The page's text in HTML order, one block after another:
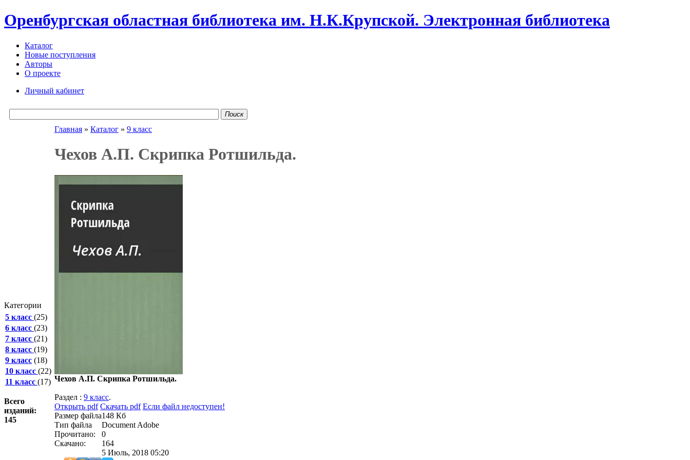
Оренбургская областная библиотека им. Н.К.Крупской. Электронная библиотека
Каталог
Новые поступления
Авторы
О проекте
Личный кабинет
Поиск
Категории
5 класс (25)
6 класс (23)
7 класс (21)
8 класс (19)
9 класс (18)
10 класс (22)
11 класс (17)
Всего
изданий:
145
Главная » Каталог » 9 класс
Чехов А.П. Скрипка Ротшильда.
Чехов А.П. Скрипка Ротшильда.
Раздел : 9 класс.
Открыть pdf Скачать pdf Если файл недоступен!
Размер файла148 Кб
Тип файла
Document Adobe
Прочитано:
0
Скачано:
164
5 Июль, 2018 05:20